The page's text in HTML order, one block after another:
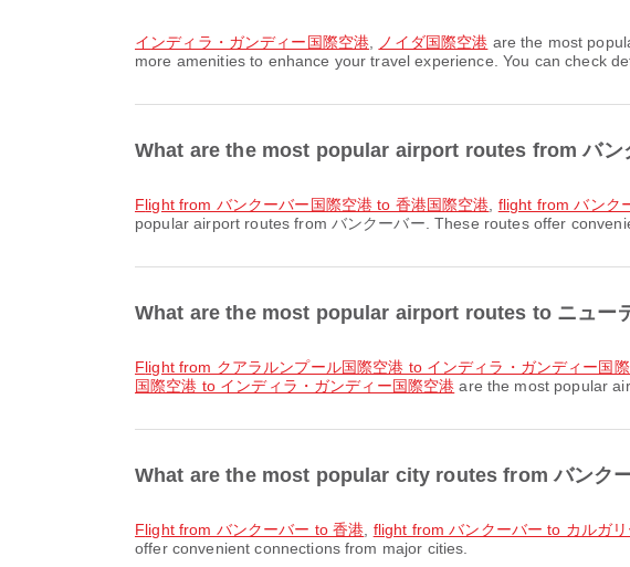
インディラ・ガンディー国際空港 ノイダ国際空港 are the most
more amenities to enhance your travel experience. You can check
What are the most popular airport routes from バン
flight from バンクーバー国際空港 to 香港国際空港 flight from バンク
popular airport routes from バンクーバー. These routes offer
What are the most popular airport routes to ニュー
flight from クアラルンプール国際空港 to インディラ・ガンディー国
国際空港 to インディラ・ガンディー国際空港 are the most popular
What are the most popular city routes from バンク
flight from バンクーバー to 香港 flight from バンクーバー to カルガリ
offer convenient connections from major cities.